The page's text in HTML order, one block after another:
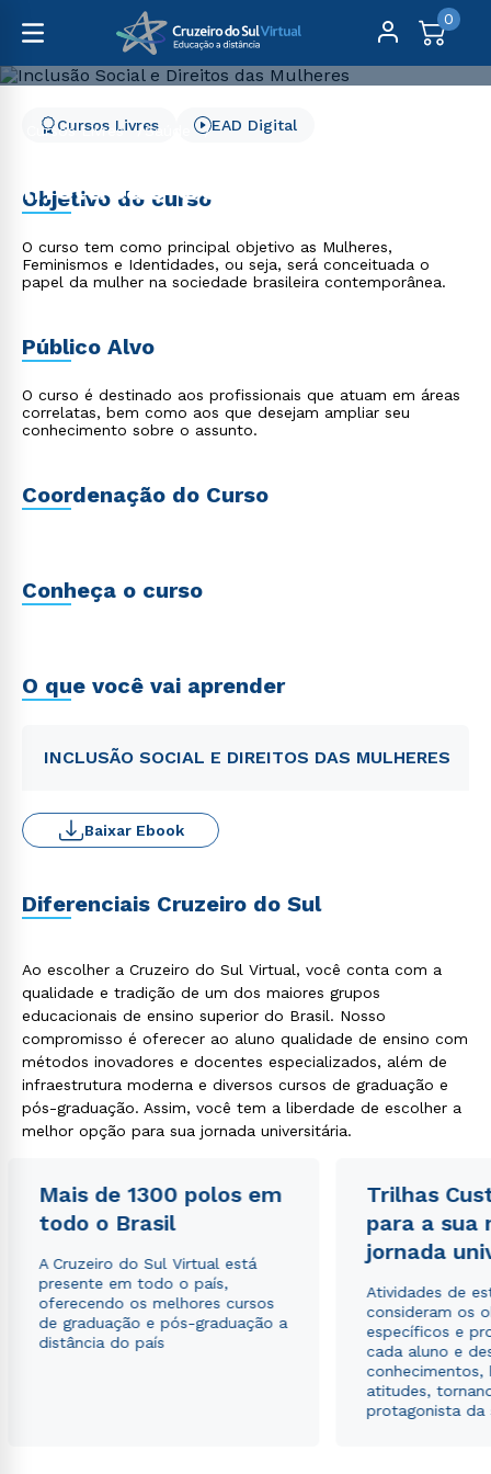
0
Cursos Livres
Saúde
Inclusão Social e Direitos
das Mulheres
Cursos Livres EAD Digital
Objetivo do curso
O curso tem como principal objetivo as Mulheres,
Feminismos e Identidades, ou seja, será conceituada o
papel da mulher na sociedade brasileira contemporânea.
Público Alvo
O curso é destinado aos profissionais que atuam em áreas
correlatas, bem como aos que desejam ampliar seu
conhecimento sobre o assunto.
Coordenação do Curso
Conheça o curso
O que você vai aprender
INCLUSÃO SOCIAL E DIREITOS DAS MULHERES
Baixar Ebook
Diferenciais Cruzeiro do Sul
Ao escolher a Cruzeiro do Sul Virtual, você conta com a
qualidade e tradição de um dos maiores grupos
educacionais de ensino superior do Brasil. Nosso
compromisso é oferecer ao aluno qualidade de ensino com
métodos inovadores e docentes especializados, além de
infraestrutura moderna e diversos cursos de graduação e
pós-graduação. Assim, você tem a liberdade de escolher a
melhor opção para sua jornada universitária.
Mais de 1300 polos em
todo o Brasil
A Cruzeiro do Sul Virtual está
presente em todo o país,
oferecendo os melhores cursos
de graduação e pós-graduação a
distância do país
Trilhas
para a sua
jornada
Atividades de
consideram os
específicos e
cada aluno e
conhecimentos,
atitudes,
protagonista da